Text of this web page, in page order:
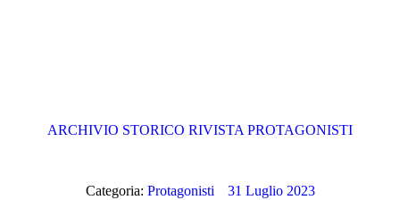
ARCHIVIO STORICO RIVISTA PROTAGONISTI
Categoria: Protagonisti 31 Luglio 2023